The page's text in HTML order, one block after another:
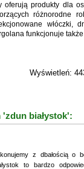
oferują produkty dla
różnorodne
włóczki,
funkcjonuje
Wyświetleń:
'zdun białystok':
z dbałością o
to bardzo